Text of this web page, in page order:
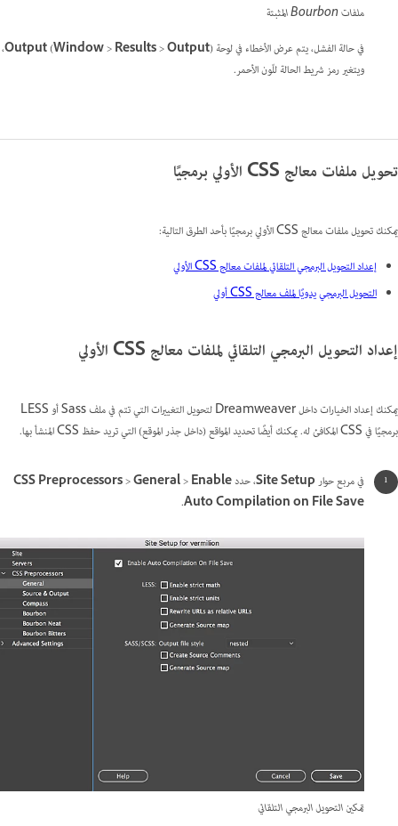
ملفات Bourbon المثبتة
في حالة الفشل، يتم عرض الأخطاء في لوحة
Output(Window>Results>Output
)،
ويتغير رمز شريط الحالة للّون الأحمر.
تحويل ملفات معالج CSS الأولي برمجيًا
يمكنك تحويل ملفات معالج CSS الأولي برمجيًا بأحد الطرق التالية:
إعداد التحويل البرمجي التلقائي لملفات معالج CSS الأولي
التحويل البرمجي يدويًا لملف معالج CSS أولي
إعداد التحويل البرمجي التلقائي لملفات معالج CSS الأولي
يمكنك إعداد الخيارات داخل Dreamweaver لتحويل التغييرات التي تتم في ملف Sass أو LESS
برمجيًا في CSS المكافئ له. يمكنك أيضًا تحديد المواقع (داخل جذر الموقع) التي تريد حفظ CSS المنشأ بها.
في مربع حوارSite Setup، حدد CSS Preprocessors>General>Enable
Auto Compilation on File Save
.
تمكين التحويل البرمجي التلقائي